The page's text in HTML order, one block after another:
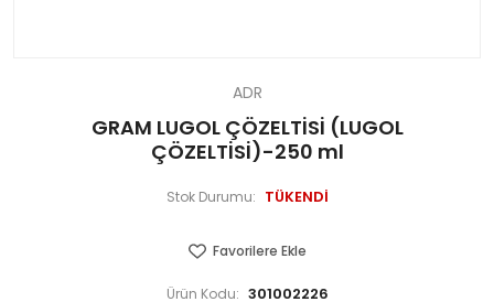
ADR
GRAM LUGOL ÇÖZELTİSİ (LUGOL
ÇÖZELTİSİ)-250 ml
Stok Durumu: TÜKENDİ
Favorilere Ekle
Ürün Kodu: 301002226